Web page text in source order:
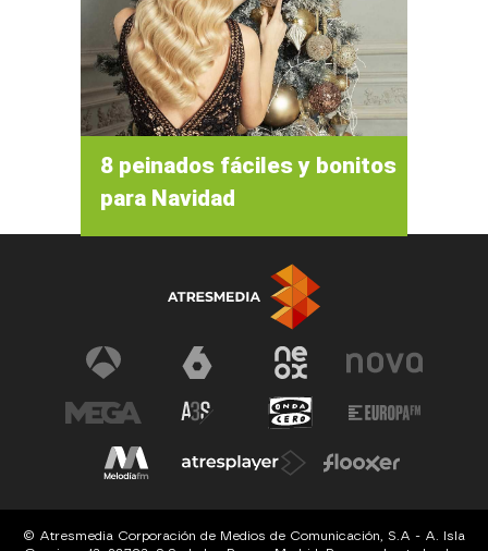
8 peinados fáciles y bonitos
para Navidad
© Atresmedia Corporación de Medios de Comunicación, S.A - A. Isla